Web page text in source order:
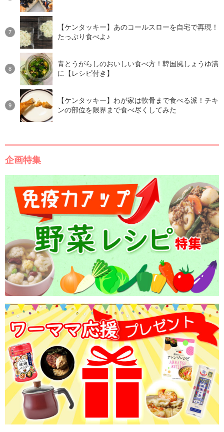
【ケンタッキー】あのコールスローを自宅で再現！
たっぷり食べよ♪
青とうがらしのおいしい食べ方！韓国風しょうゆ漬
に【レシピ付き】
【ケンタッキー】わが家は軟骨まで食べる派！チキ
ンの部位を限界まで食べ尽くしてみた
企画特集